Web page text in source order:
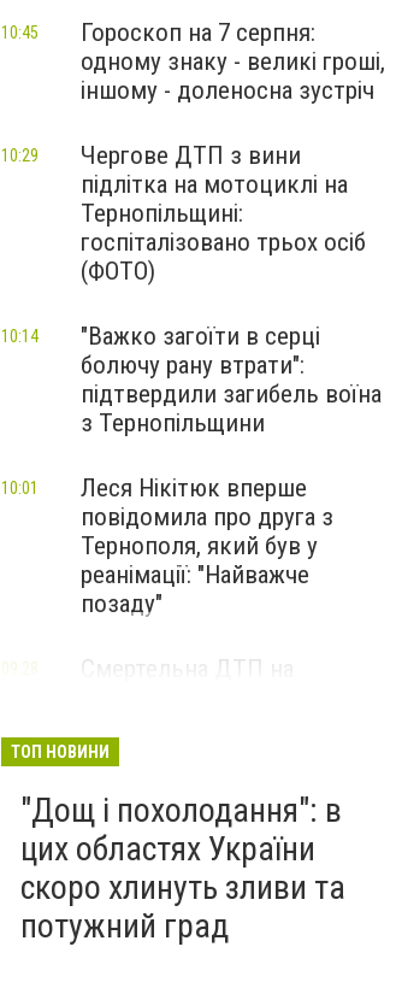
Гороскоп на 7 серпня:
одному знаку - великі гроші,
іншому - доленосна зустріч
10:45
Чергове ДТП з вини
підлітка на мотоциклі на
Тернопільщині:
госпіталізовано трьох осіб
(ФОТО)
10:29
"Важко загоїти в серці
болючу рану втрати":
підтвердили загибель воїна
з Тернопільщини
10:14
Леся Нікітюк вперше
повідомила про друга з
Тернополя, який був у
реанімації: "Найважче
позаду"
10:01
Смертельна ДТП на
09:28
ТОП НОВИНИ
"Дощ і похолодання": в
цих областях України
скоро хлинуть зливи та
потужний град